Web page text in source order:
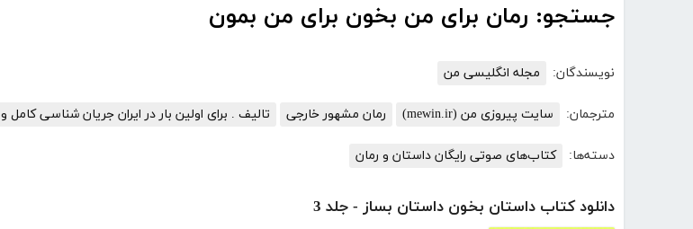
جستجو: رمان برای من بخون برای من بمون
نویسندگان: مجله انگلیسی من
مترجمان: سایت پیروزی من (mewin.ir) رمان مشهور خارجی تالیف . برای اولین بار در ایران جریان شناسی کامل و
دسته‌ها: کتاب‌های صوتی رایگان داستان و رمان
دانلود کتاب داستان بخون داستان بساز - جلد 3